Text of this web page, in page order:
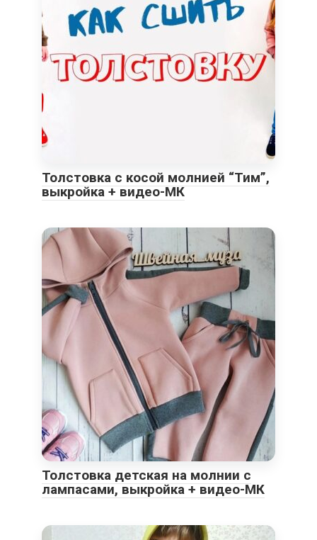
Толстовка с косой молнией “Тим”,
выкройка + видео-МК
Толстовка детская на молнии с
лампасами, выкройка + видео-МК